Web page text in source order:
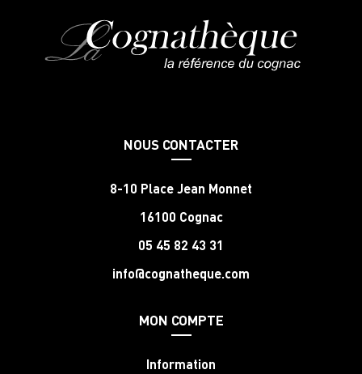
NOUS CONTACTER
8-10 Place Jean Monnet
16100 Cognac
05 45 82 43 31
info@cognatheque.com
MON COMPTE
Information